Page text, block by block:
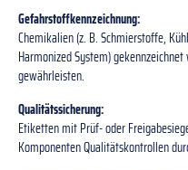
Gefahrstoffkennzeichnung:
Chemikalien (z. B. Schmierstoffe,
Harmonized System)
gewährleisten.
Qualitätssicherung:
Etiketten mit Prüf- oder
Komponenten Qualitätskontrollen